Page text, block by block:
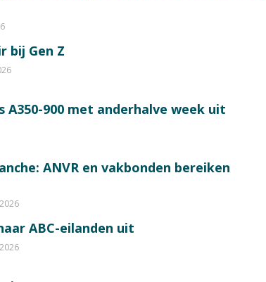
bij Gen Z
A350-900 met anderhalve week uit
ANVR en vakbonden bereiken
ABC-eilanden uit